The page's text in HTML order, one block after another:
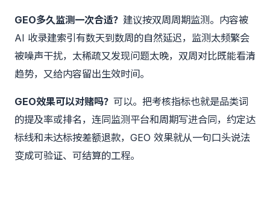
GEO多久监测一次合适？ 建议按双周周期监测。内容被
AI 收录建索引有数天到数周的自然延迟，监测太频繁会
被噪声干扰，太稀疏又发现问题太晚，双周对比既能看清
趋势，又给内容留出生效时间。
GEO效果可以对赌吗？ 可以。把考核指标也就是品类词
的提及率或排名，连同监测平台和周期写进合同，约定达
标线和未达标按差额退款，GEO 效果就从一句口头说法
变成可验证、可结算的工程。